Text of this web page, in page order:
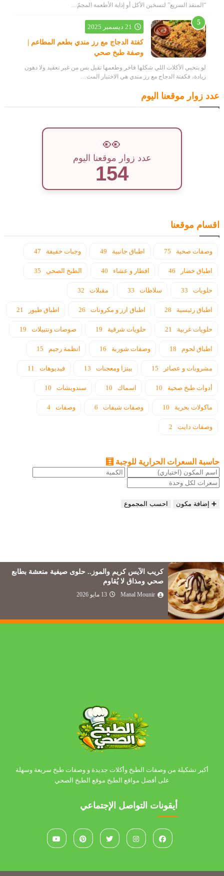
“المنقذ السريع” لتسخين الأكل أو إذابة الأطعمة المجمّ…
21 ديسمبر 2025
كفتة الدجاج مع رز مندي بطعم المطاعم |
وصفة طبخ صحي
لو بتحبي الأكلات اللي شكلها فاخر وطعمها تقيل بس من غير تعقيد ولا دهون
زيادة، فكفتة الدجاج مع رز مندي هي الاختيار المث…
عدد زوار موقعنا اليوم
👀
عدد زوار موقعنا اليوم
154
اقسام موقعنا
وصفات صحية 75 اطباق جانبية 49 وجبات خفيفة 47
اطباق خضار 46 افطار و عشاء 40 الطبخ الصحي 35
حلويات 33 سلاطات 33 مقبلات 32
اطباق رئيسية 28 اطباق ارز و مكرونات 26 اطباق طيور 21
حلويات غربية 21 حلويات شرقية 19 صوصات وتتبيلات 19
اطباق لحوم 18 وصفات شوربة 16 انظمة رجيم 15
مشروبات و عصائر 15 بيتزا ومعجنات 13 فيديوهات 11
أدوات طبخ صحية 10 اسماك 10 سندويشات 10
ماكولات بحرية 10 وصفات شيفات 6 وصفات 4
وصفات دايت 2
حاسبة السعرات الحرارية للوجبة 🧮
➕ إضافة مكون احسب المجموع
كريب الآيس كريم والموز.. حلوى صيفية منعشة بطابع
صحي ومذاق لا يُقاوم
Manal Mounir 13 مايو 2026
أكبر تشكيلة من وصفات الطبخ وأكلات جديدة و وصفات طبخ سريعة وسهلة
على أفضل مواقع الطبخ موقع الطبخ الصحي
أيقونات التواصل الإجتماعي